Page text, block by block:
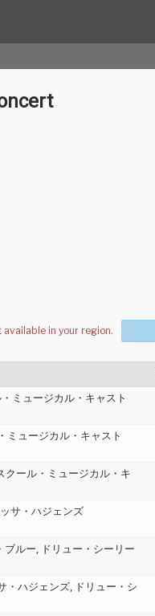
ミュージカル・キャスト
ミュージカル・キャスト
クール・ミュージカル・キ
サ・ハジェンズ
ブルー
ドリュー・シーリー
・ハジェンズ ドリュー・シ